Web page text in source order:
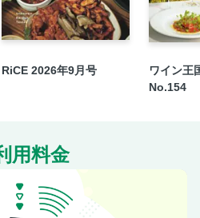
ノ輪
RiCE 2026年9月号
ワイン王
No.154
用料金